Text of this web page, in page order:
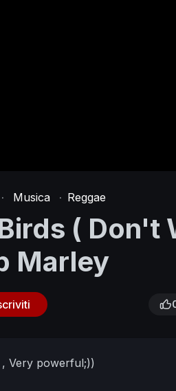
· Musica · Reggae
( Don't
Marley
Very powerful;))